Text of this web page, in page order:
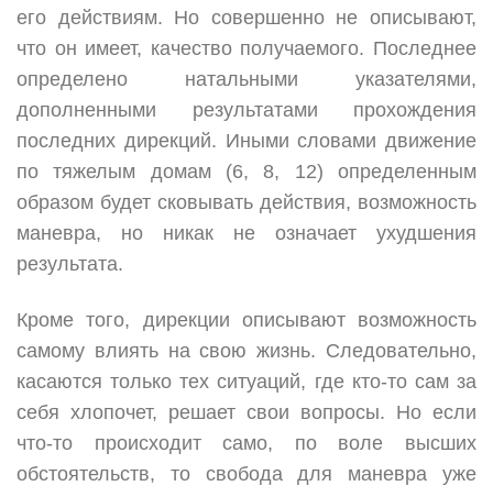
его действиям. Но совершенно не описывают,
что он имеет, качество получаемого. Последнее
определено натальными указателями,
дополненными результатами прохождения
последних дирекций. Иными словами движение
по тяжелым домам (6, 8, 12) определенным
образом будет сковывать действия, возможность
маневра, но никак не означает ухудшения
результата.
Кроме того, дирекции описывают возможность
самому влиять на свою жизнь. Следовательно,
касаются только тех ситуаций, где кто-то сам за
себя хлопочет, решает свои вопросы. Но если
что-то происходит само, по воле высших
обстоятельств, то свобода для маневра уже